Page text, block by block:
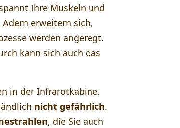
Ihre Muskeln und
erweitern sich,
werden angeregt.
kann sich auch das
in der Infrarotkabine.
nicht gefährlich.
, die Sie auch